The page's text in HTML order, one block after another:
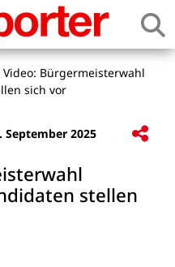
Video: Bürgermeisterwahl
sich vor
September 2025
stellen